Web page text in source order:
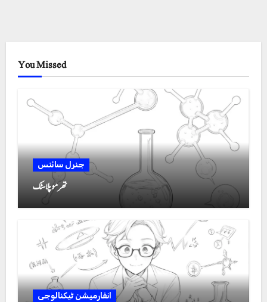
You Missed
جنرل سائنس
تھرموپلاسٹک
انفارمیشن ٹیکنالوجی